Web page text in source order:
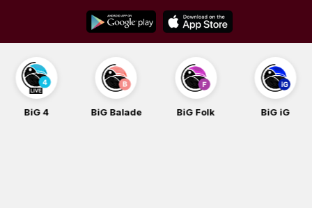
content
BiG 4 BiG Balade BiG Folk BiG iG